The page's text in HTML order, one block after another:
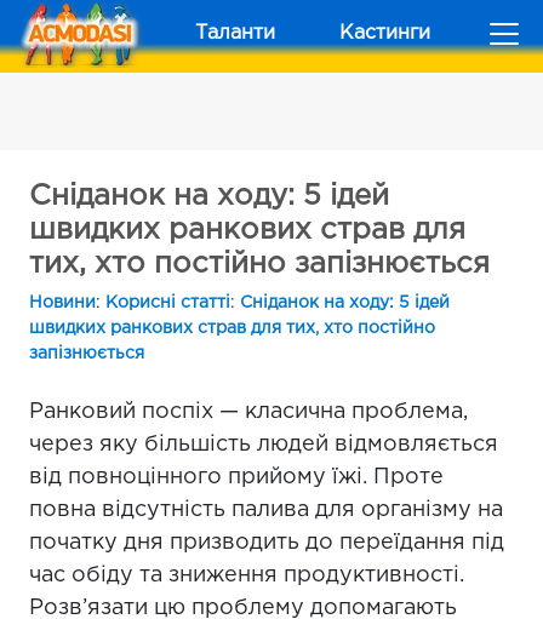
Таланти Кастинги
Сніданок на ходу: 5 ідей
швидких ранкових страв для
тих, хто постійно запізнюється
Новини: Корисні статті: Сніданок на ходу: 5 ідей
швидких ранкових страв для тих, хто постійно
запізнюється
Ранковий поспіх — класична проблема,
через яку більшість людей відмовляється
від повноцінного прийому їжі. Проте
повна відсутність палива для організму на
початку дня призводить до переїдання під
час обіду та зниження продуктивності.
Розв’язати цю проблему допомагають